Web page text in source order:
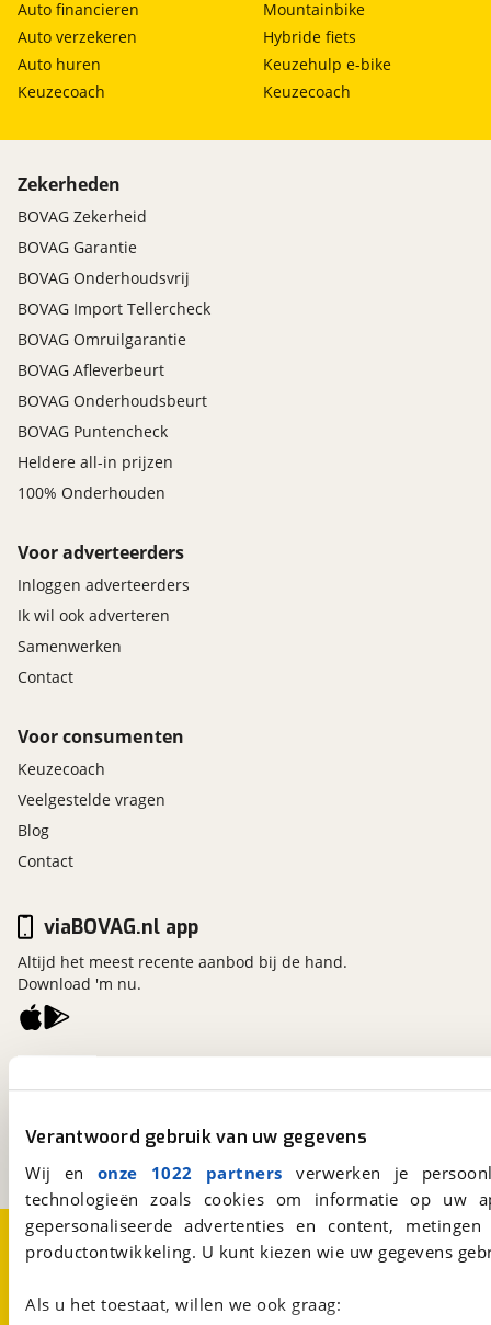
Verantwoord gebruik van uw gegevens
Wij en onze 1022 partners verwerken je
technologieën zoals cookies om informatie op
gepersonaliseerde advertenties en content,
productontwikkeling. U kunt kiezen wie uw gegevens
Als u het toestaat, willen we ook graag:
Auto financieren
Auto verzekeren
Auto huren
Keuzecoach
Mountainbike
Hybride fiets
Keuzehulp e-bike
Keuzecoach
Zekerheden
BOVAG Zekerheid
BOVAG Garantie
BOVAG Onderhoudsvrij
BOVAG Import Tellercheck
BOVAG Omruilgarantie
BOVAG Afleverbeurt
BOVAG Onderhoudsbeurt
BOVAG Puntencheck
Heldere all-in prijzen
100% Onderhouden
Voor adverteerders
Inloggen adverteerders
Ik wil ook adverteren
Samenwerken
Contact
Voor consumenten
Keuzecoach
Veelgestelde vragen
Blog
Contact
Een initiatief van
viaBOVAG.nl app
Altijd het meest recente aanbod bij de hand.
Download 'm nu.
Over viaBOVAG.nlDisclaimer- en Privacyverklaring
CookievoorkeurenVacatures